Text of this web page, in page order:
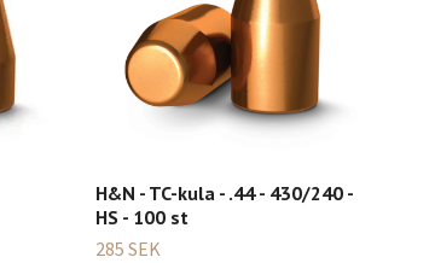
H&N - TC-kula - .44 - 430/240 -
HS - 100 st
285 SEK